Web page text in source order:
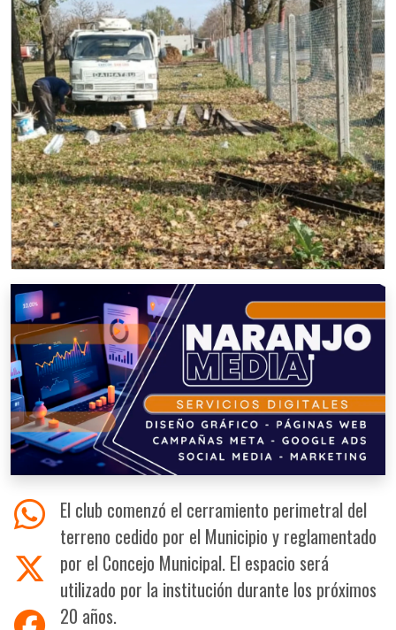
El club comenzó el cerramiento perimetral del
terreno cedido por el Municipio y reglamentado
por el Concejo Municipal. El espacio será
utilizado por la institución durante los próximos
20 años.